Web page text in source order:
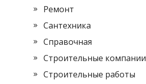
Ремонт
Сантехника
Справочная
Строительные компании
Строительные работы